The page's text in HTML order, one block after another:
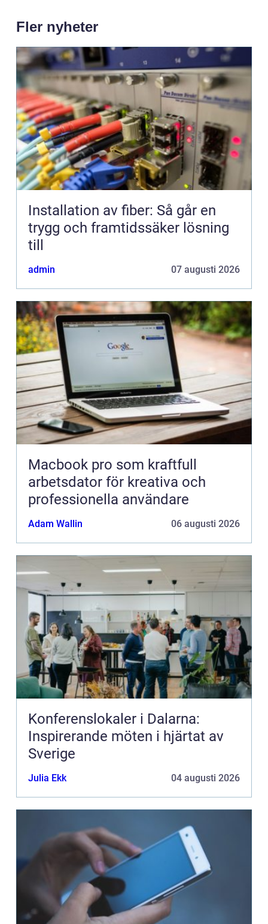
Fler nyheter
Installation av fiber: Så går en
trygg och framtidssäker lösning
till
admin 07 augusti 2026
Macbook pro som kraftfull
arbetsdator för kreativa och
professionella användare
Adam Wallin 06 augusti 2026
Konferenslokaler i Dalarna:
Inspirerande möten i hjärtat av
Sverige
Julia Ekk 04 augusti 2026